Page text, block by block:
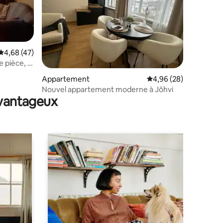
: 4,9 sur 5
moyenne sur la base de 47 commentaires : 4,68 sur 5
4,68 (47)
pièce, la
Appartement Évaluation moyenne
4,96 (28)
Nouvel appartement moderne à Jõhvi